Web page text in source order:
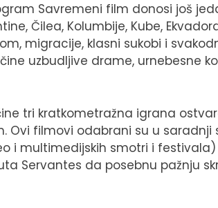
Savremeni film donosi još
Čilea, Kolumbije, Kube,
migracije, klasni sukobi i
uzbudljive drame, urnebesne
tri kratkometražna igrana
Ovi filmovi odabrani su u saradnji
i multimedijskih smotri i
Servantes da posebnu pažnju